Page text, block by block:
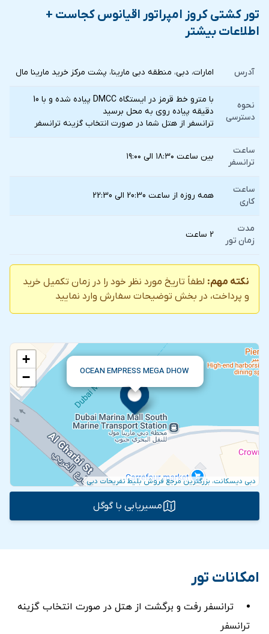
تور کشتی کروز امپراتور اقیانوس کجاست +
اطلاعات بیشتر
آدرس امارات، دبی، منطقه دبی مارینا، پشت مرکز خرید مارینا مال
نحوه
دسترسی
با مترو خط قرمز در ایستگاه DMCC پیاده شده و با 10
دقیقه پیاده روی به محل برسید
ترانسفر از هتل شما در صورت انتخاب گزينه ترانسفر
ساعت
ترانسفر
بین ساعت ۱۸:۳۰ الی ۱۹:۰۰
ساعت
کاری
همه روزه از ساعت 20:30 الی 22:30
مدت
زمان تور
2 ساعت
نکته مهم: لطفاً تاریخ مورد نظر خود را در زمان تکمیل خرید
و پرداخت، در بخش توضیحات سفارش وارد نمایید
OCEAN EMPRESS MEGA DHOW
+
−
دبی دیسکانت، بزرگترین مرجع فروش بلیط تفریحات دبی
مسیریابی با گوگل
امکانات تور
ترانسفر رفت و برگشت از هتل در صورت انتخاب گزينه
ترانسفر